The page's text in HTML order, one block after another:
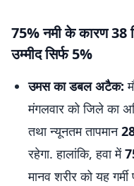
75% नमी के कारण 38
उम्मीद सिर्फ 5%
उमस का डबल अटैक:
मंगलवार को जिले का
तथा न्यूनतम तापमान
रहेगा. हालांकि, हवा में
मानव शरीर को यह